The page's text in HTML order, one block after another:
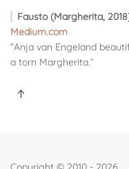
Fausto (Margherita,
Medium.com
“Anja van Engeland
a torn Margherita.”